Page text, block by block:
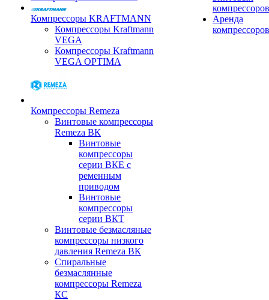
Компрессоры KRAFTMANN
Компрессоры Kraftmann
VEGA
Компрессоры Kraftmann
VEGA OPTIMA
Компрессоры Remeza
Винтовые компрессоры
Remeza ВК
Винтовые
компрессоры
серии ВКЕ с
ременным
приводом
Винтовые
компрессоры
серии ВКТ
Винтовые безмасляные
компрессоры низкого
давления Remeza ВК
Спиральные
безмаслянные
компрессоры Remeza
КС
компрессоров
Аренда
компрессоров